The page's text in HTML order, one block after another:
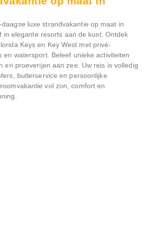
luxe strandvakantie op maat in
in elegante resorts aan de kust. Ontdek
Keys en Key West met privé-
en watersport. Beleef unieke activiteiten
en proeverijen aan zee. Uw reis is volledig
butlerservice en persoonlijke
vol zon, comfort en